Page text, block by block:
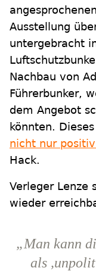
angesprochenen
Ausstellung
untergebracht
Nachbau von
Führerbunker,
dem Angebot
könnten.
nicht nur
Hack.
Verleger Lenze
wieder
„Man kann
als